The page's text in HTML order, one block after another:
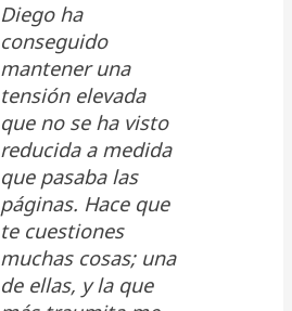
Diego ha
conseguido
mantener una
tensión elevada
que no se ha visto
reducida a medida
que pasaba las
páginas. Hace que
te cuestiones
muchas cosas; una
de ellas, y la que